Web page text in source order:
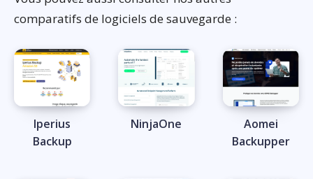
comparatifs de logiciels de sauvegarde :
Iperius
Backup
NinjaOne
Aomei
Backupper